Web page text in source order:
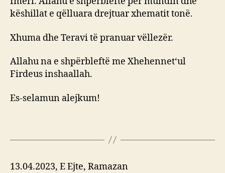
këshillat e qëlluara drejtuar xhematit tonë.
Xhuma dhe Teravi të pranuar vëllezër.
Allahu na e shpërbleftë me Xhehennet‘ul
Firdeus inshaallah.
Es-selamun alejkum!
13.04.2023, E Ejte, Ramazan